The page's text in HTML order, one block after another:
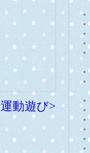
運動遊び>